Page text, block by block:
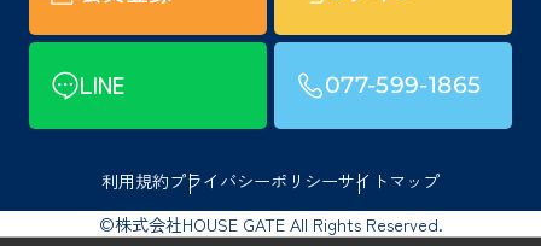
LINE 077-599-1865
利用規約プライバシーポリシーサイトマップ
©株式会社HOUSE GATE All Rights Reserved.